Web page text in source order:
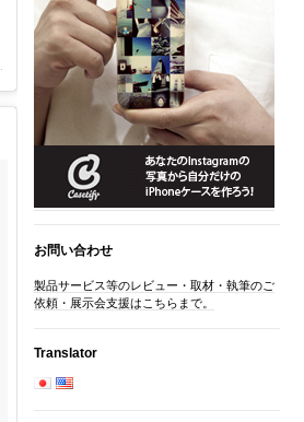
お問い合わせ
製品サービス等のレビュー・取材・執筆のご
依頼・展示会支援はこちらまで。
Translator